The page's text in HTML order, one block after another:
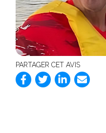
PARTAGER CET AVIS